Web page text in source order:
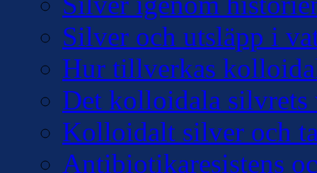
Silver och utsläpp i
Hur tillverkas
Det kolloidala silvrets
Kolloidalt silver och
Antibiotikaresistens